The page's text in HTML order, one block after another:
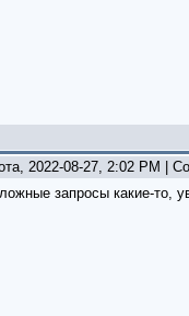
2022-08-27, 2:02 PM |
запросы какие-то,